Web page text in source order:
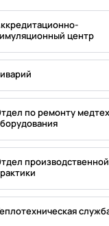
центр
по ремонту
производственной